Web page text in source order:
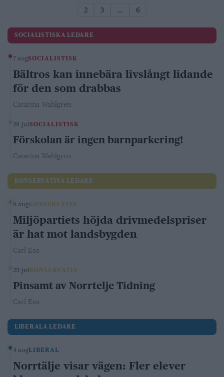
2 3 … 6
SOCIALISTISKA LEDARE
7 augSOCIALISTISK
Bältros kan innebära livslångt lidande
för den som drabbas
Catarina Wahlgren
28 julSOCIALISTISK
Förskolan är ingen barnparkering!
Catarina Wahlgren
KONSERVATIVA LEDARE
8 augKONSERVATIV
Miljöpartiets höjda drivmedelspriser
är hat mot landsbygden
Carl Eos
29 julKONSERVATIV
Pinsamt av Norrtelje Tidning
Carl Eos
LIBERALA LEDARE
4 augLIBERAL
Norrtälje visar vägen: Fler elever